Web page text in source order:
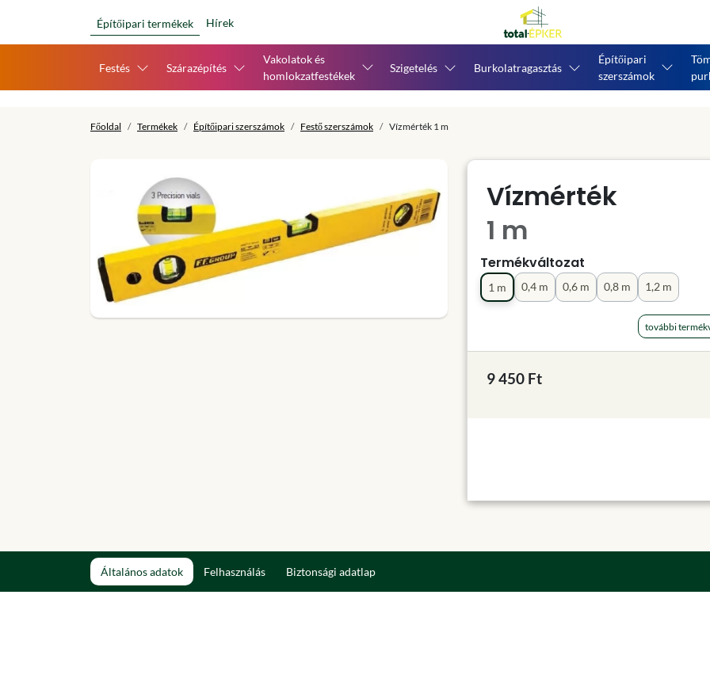
Építőipari termékek Hírek
Festés Szárazépítés
Vakolatok és
homlokzatfestékek
Szigetelés Burkolatragasztás
Építőipari
szerszámok
Főoldal Termékek Építőipari szerszámok Festő szerszámok Vízmérték 1 m
Vízmérték
1 m
Termékváltozat
0,4 m 0,6 m 0,8 m
1 m 1,2 m
további
9 450 Ft
Általános adatok Felhasználás Biztonsági adatlap